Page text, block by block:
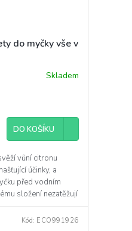
do myčky vše v
Skladem
DO KOŠÍKU
vůní citronu
účinky, a
před vodním
složení nezatěžují
Kód: ECO991926